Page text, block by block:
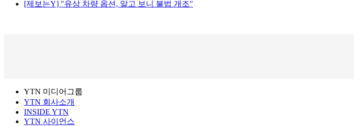
[제보는Y] "유상 차량 옵션, 알고 보니 불법 개조"
YTN 미디어그룹
YTN 회사소개
INSIDE YTN
YTN 사이언스